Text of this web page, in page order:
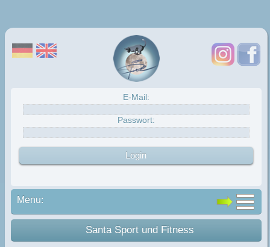
E-Mail:
Passwort:
Menu:
Santa Sport und Fitness